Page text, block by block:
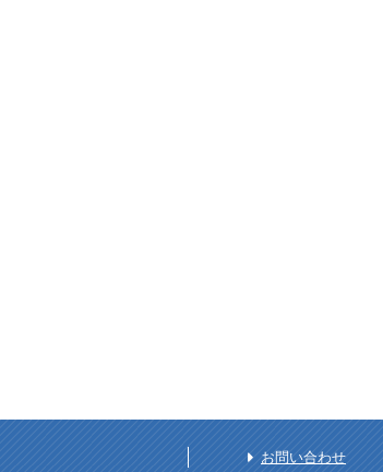
お問い合わせ